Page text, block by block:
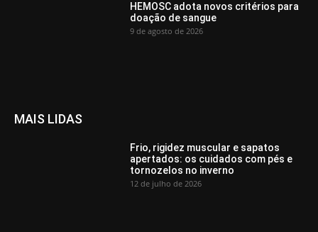
HEMOSC adota novos critérios para
doação de sangue
9 de agosto de 2026
MAIS LIDAS
Frio, rigidez muscular e sapatos
apertados: os cuidados com pés e
tornozelos no inverno
12 de julho de 2026